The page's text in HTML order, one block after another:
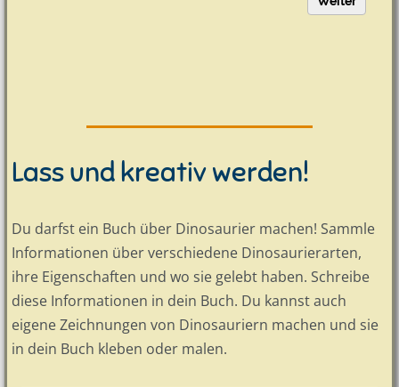
Lass und kreativ werden!
Du darfst ein Buch über Dinosaurier machen! Sammle
Informationen über verschiedene Dinosaurierarten,
ihre Eigenschaften und wo sie gelebt haben. Schreibe
diese Informationen in dein Buch. Du kannst auch
eigene Zeichnungen von Dinosauriern machen und sie
in dein Buch kleben oder malen.